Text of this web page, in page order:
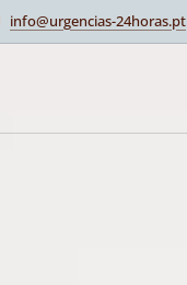
info@urgencias-24horas.pt